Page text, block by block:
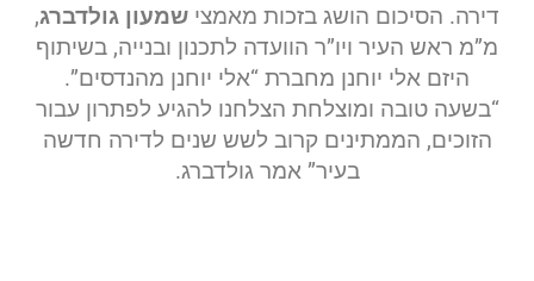
דירה. הסיכום הושג בזכות מאמצי שמעון גולדברג,
מ”מ ראש העיר ויו”ר הוועדה לתכנון ובנייה, בשיתוף
היזם אלי יוחנן מחברת “אלי יוחנן מהנדסים”.
“בשעה טובה ומוצלחת הצלחנו להגיע לפתרון עבור
הזוכים, הממתינים קרוב לשש שנים לדירה חדשה
בעיר” אמר גולדברג.